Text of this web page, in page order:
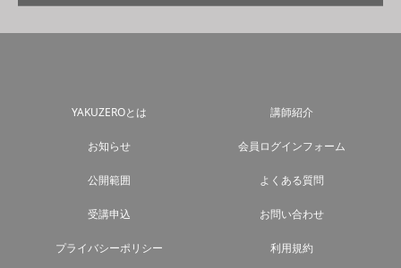
YAKUZEROとは 講師紹介
お知らせ 会員ログインフォーム
公開範囲 よくある質問
受講申込 お問い合わせ
プライバシーポリシー 利用規約